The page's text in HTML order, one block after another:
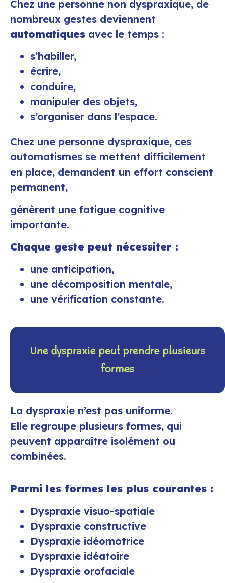
Chez une personne non dyspraxique, de
nombreux gestes deviennent
automatiques avec le temps :
s’habiller,
écrire,
conduire,
manipuler des objets,
s’organiser dans l’espace.
Chez une personne dyspraxique, ces
automatismes se mettent difficilement
en place, demandent un effort conscient
permanent,
génèrent une fatigue cognitive
importante.
Chaque geste peut nécessiter :
une anticipation,
une décomposition mentale,
une vérification constante.
Une dyspraxie peut prendre plusieurs
formes
La dyspraxie n’est pas uniforme.
Elle regroupe plusieurs formes, qui
peuvent apparaître isolément ou
combinées.
Parmi les formes les plus courantes :
Dyspraxie visuo-spatiale
Dyspraxie constructive
Dyspraxie idéomotrice
Dyspraxie idéatoire
Dyspraxie orofaciale